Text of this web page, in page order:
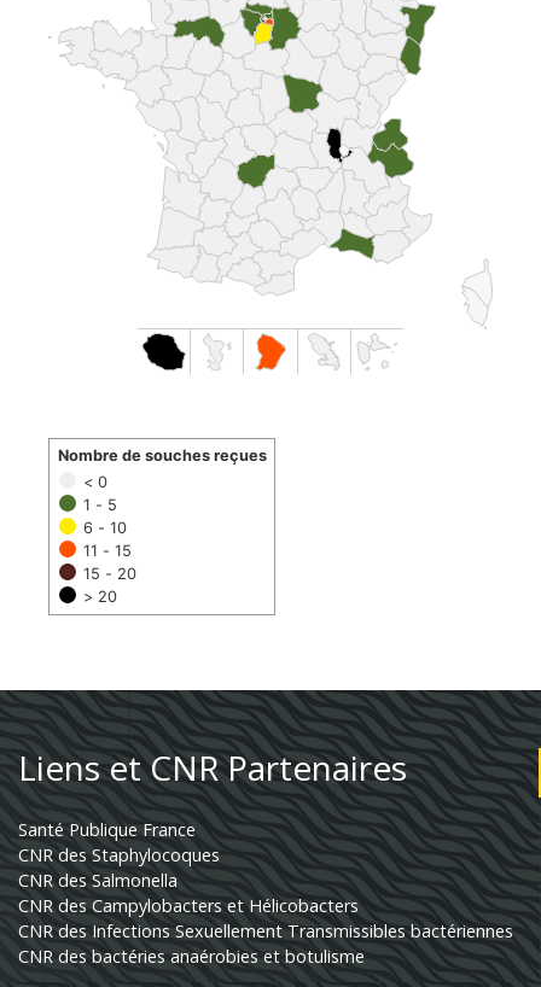
< 0
1 - 5
6 - 10
11 - 15
15 - 20
> 20
Nombre de souches reçues
Liens et CNR Partenaires
Santé Publique France
CNR des Staphylocoques
CNR des Salmonella
CNR des Campylobacters et Hélicobacters
CNR des Infections Sexuellement Transmissibles bactériennes
CNR des bactéries anaérobies et botulisme